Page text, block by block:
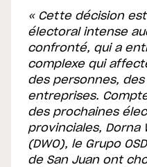
« Cette décision
électoral intense
confronté, qui a
complexe qui
des personnes,
entreprises.
des prochaines
provinciales, Dorna
(DWO), le Grupo
de San Juan ont